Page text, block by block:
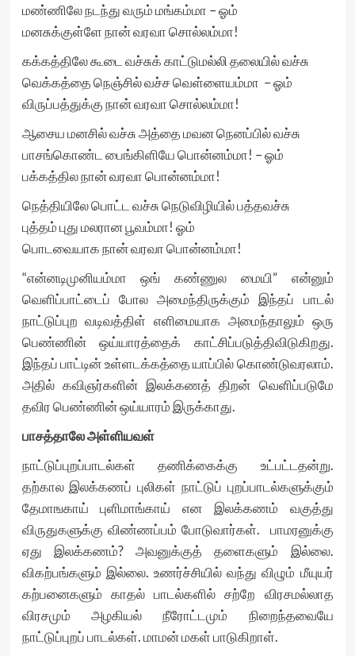
மண்ணிலே நடந்து வரும் மங்கம்மா – ஓம்
மனசுக்குள்ளே நான் வரவா சொல்லம்மா!
கக்கத்திலே கூடை வச்சுக் காட்டுமல்லி தலையில் வச்சு
வெக்கத்தை நெஞ்சில் வச்ச வெள்ளையம்மா – ஓம்
விருப்பத்துக்கு நான் வரவா சொல்லம்மா!
ஆசைய மனசில் வச்சு அத்தை மவன நெனப்பில் வச்சு
பாசங்கொண்ட பைங்கிளியே பொன்னம்மா! – ஓம்
பக்கத்தில நான் வரவா பொன்னம்மா!
நெத்தியிலே பொட்ட வச்சு நெடுவிழியில் பத்தவச்சு
புத்தம் புது மலரான பூவம்மா! ஓம்
பொடவையாக நான் வரவா பொன்னம்மா!
“என்னடிமுனியம்மா ஒங் கண்ணுல மையி” என்னும்
வெளிப்பாட்டைப் போல அமைந்திருக்கும் இந்தப் பாடல்
நாட்டுப்புற வடிவத்திள் எளிமையாக அமைந்தாலும் ஒரு
பெண்ணின் ஒய்யாரத்தைக் காட்சிப்படுத்திவிடுகிறது.
இந்தப் பாட்டின் உள்ளடக்கத்தை யாப்பில் கொண்டுவரலாம்.
அதில் கவிஞர்களின் இலக்கணத் திறன் வெளிப்படுமே
தவிர பெண்ணின் ஒய்யாரம் இருக்காது.
பாசத்தாலே அள்ளியவள்
நாட்டுப்புறப்பாடல்கள் தணிக்கைக்கு உட்பட்டதன்று.
தற்கால இலக்கணப் புலிகள் நாட்டுப் புறப்பாடல்களுக்கும்
தேமாஙகாய் புளிமாங்காய் என இலக்கணம் வகுத்து
விருதுகளுக்கு விண்ணப்பம் போடுவார்கள். பாமரனுக்கு
ஏது இலக்கணம்? அவனுக்குத் தளைகளும் இல்லை.
விகற்பங்களும் இல்லை. உணர்ச்சியில் வந்து விழும் மீயுயர்
கற்பனைகளும் காதல் பாடல்களில் சற்றே விரசமல்லாத
விரசமும் அழகியல் நீரோட்டமும் நிறைந்தவையே
நாட்டுப்புறப் பாடல்கள். மாமன் மகள் பாடுகிறாள்.